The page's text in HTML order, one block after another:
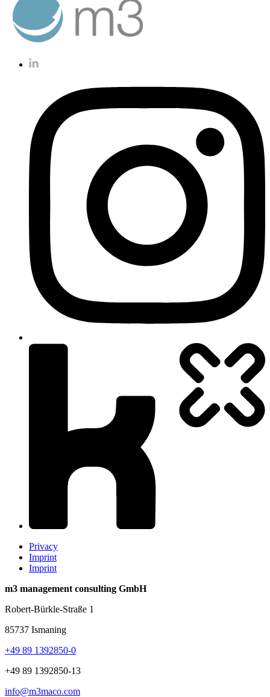
Privacy
Imprint
Imprint
m3 management consulting GmbH
Robert-Bürkle-Straße 1
85737 Ismaning
+49 89 1392850-0
+49 89 1392850-13
info@m3maco.com